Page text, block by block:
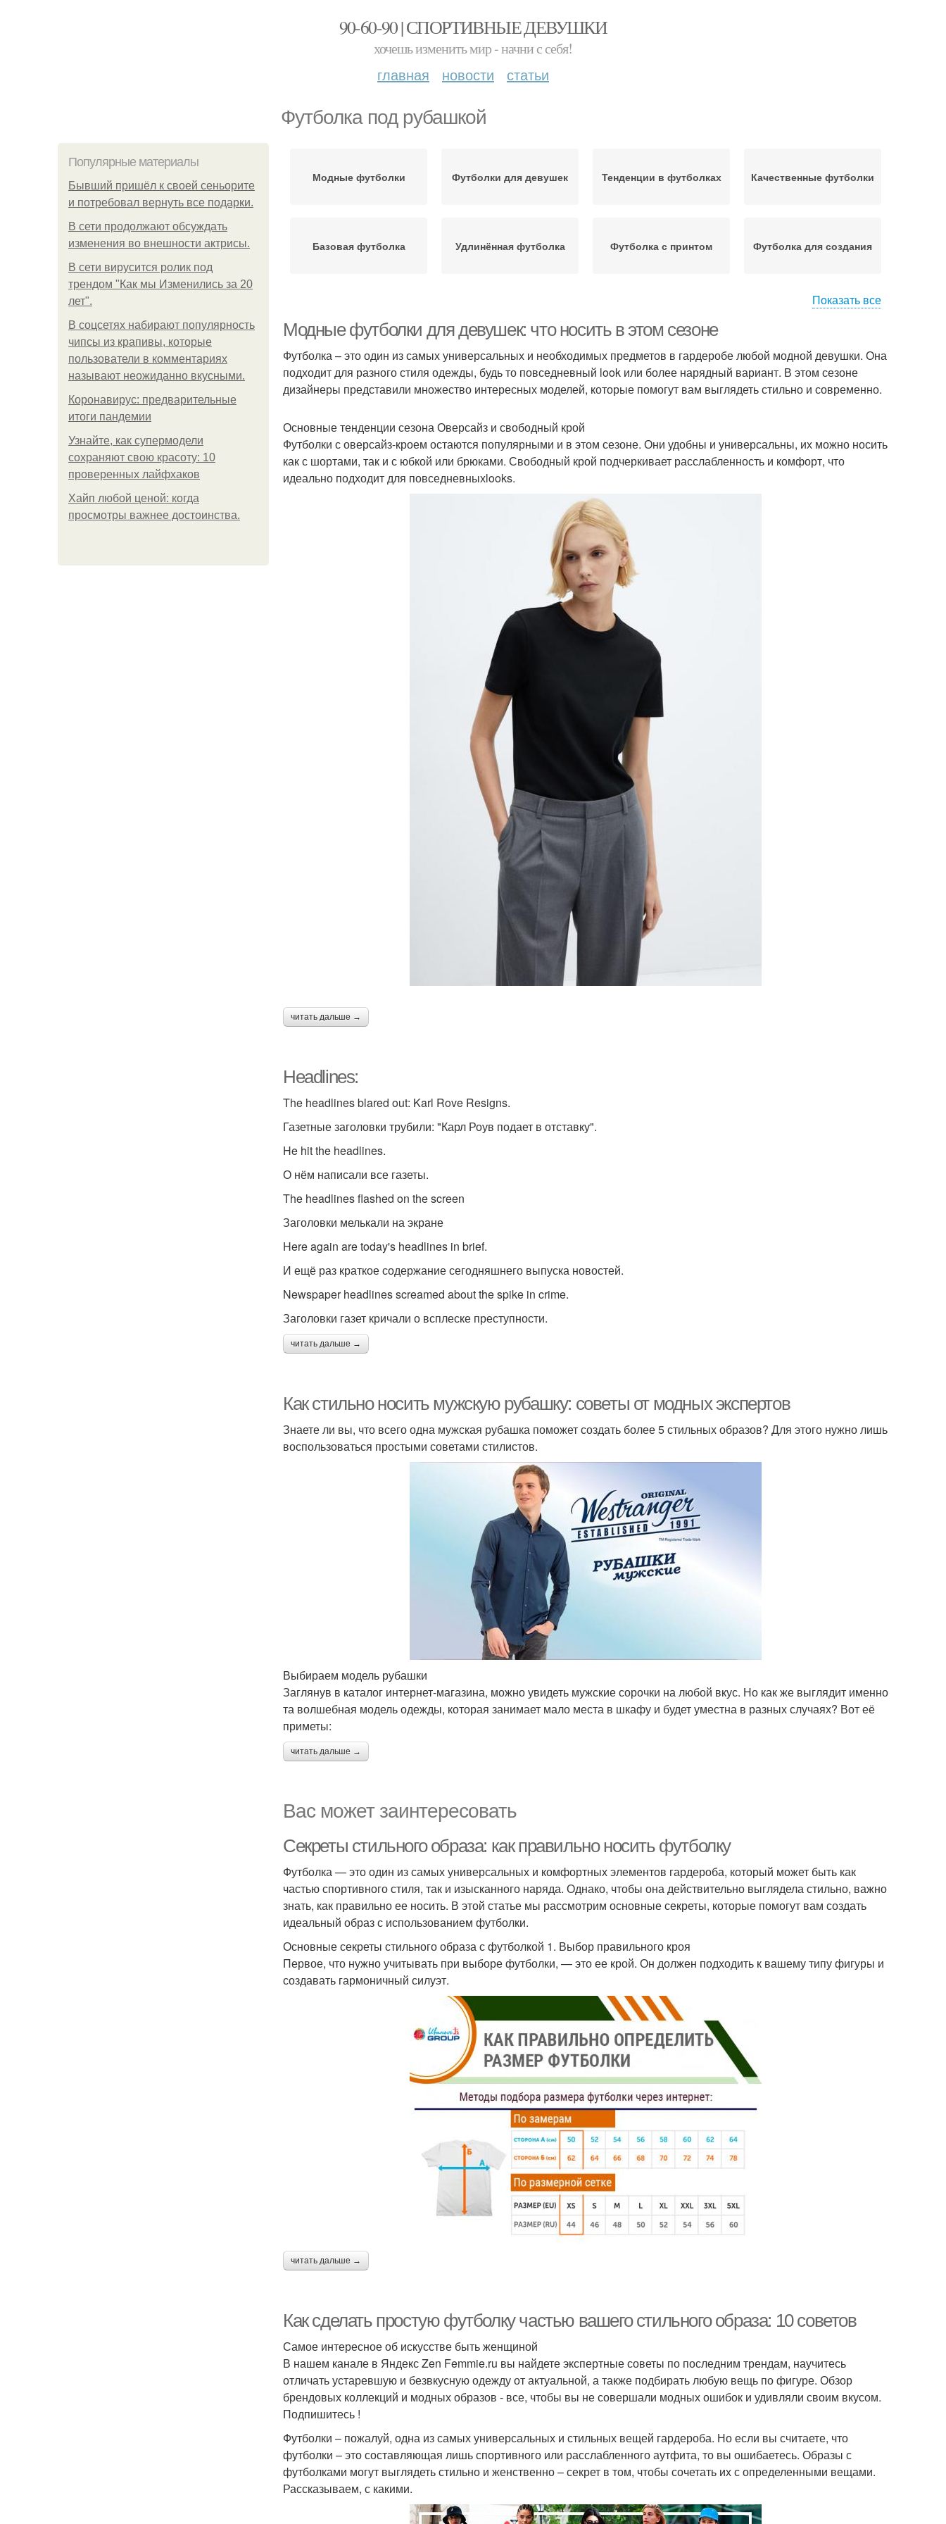
90-60-90 | СПОРТИВНЫЕ ДЕВУШКИ
хочешь изменить мир - начни с себя!
главная новости статьи
Футболка под рубашкой
Популярные материалы
Бывший пришёл к своей сеньорите
и потребовал вернуть все подарки.
В сети продолжают обсуждать
изменения во внешности актрисы.
В сети вирусится ролик под
трендом "Как мы Изменились за 20
лет".
В соцсетях набирают популярность
чипсы из крапивы, которые
пользователи в комментариях
называют неожиданно вкусными.
Коронавирус: предварительные
итоги пандемии
Узнайте, как супермодели
сохраняют свою красоту: 10
проверенных лайфхаков
Хайп любой ценой: когда
просмотры важнее достоинства.
Модные футболки Футболки для девушек Тенденции в футболках Качественные футболки
Базовая футболка Удлинённая футболка Футболка с принтом Футболка для создания
Рубашка в зависимости Рубашка с брюками Рубашка с галстуком Рубашка без ремня
Рубашка с пиджаком Рубашка для создания Рубашка без галстука Рубашки в зависимости
Показать все
Модные футболки для девушек: что носить в этом сезоне
Футболка – это один из самых универсальных и необходимых предметов в гардеробе любой модной девушки. Она
подходит для разного стиля одежды, будь то повседневный look или более нарядный вариант. В этом сезоне
дизайнеры представили множество интересных моделей, которые помогут вам выглядеть стильно и современно.
Основные тенденции сезона Оверсайз и свободный крой
Футболки с оверсайз-кроем остаются популярными и в этом сезоне. Они удобны и универсальны, их можно носить
как с шортами, так и с юбкой или брюками. Свободный крой подчеркивает расслабленность и комфорт, что
идеально подходит для повседневныхlooks.
читать дальше →
Headlines:
The headlines blared out: Karl Rove Resigns.
Газетные заголовки трубили: "Карл Роув подает в отставку".
He hit the headlines.
О нём написали все газеты.
The headlines flashed on the screen
Заголовки мелькали на экране
Here again are today's headlines in brief.
И ещё раз краткое содержание сегодняшнего выпуска новостей.
Newspaper headlines screamed about the spike in crime.
Заголовки газет кричали о всплеске преступности.
читать дальше →
Как стильно носить мужскую рубашку: советы от модных экспертов
Знаете ли вы, что всего одна мужская рубашка поможет создать более 5 стильных образов? Для этого нужно лишь
воспользоваться простыми советами стилистов.
Выбираем модель рубашки
Заглянув в каталог интернет-магазина, можно увидеть мужские сорочки на любой вкус. Но как же выглядит именно
та волшебная модель одежды, которая занимает мало места в шкафу и будет уместна в разных случаях? Вот её
приметы:
читать дальше →
Вас может заинтересовать
Секреты стильного образа: как правильно носить футболку
Футболка — это один из самых универсальных и комфортных элементов гардероба, который может быть как
частью спортивного стиля, так и изысканного наряда. Однако, чтобы она действительно выглядела стильно, важно
знать, как правильно ее носить. В этой статье мы рассмотрим основные секреты, которые помогут вам создать
идеальный образ с использованием футболки.
Основные секреты стильного образа с футболкой 1. Выбор правильного кроя
Первое, что нужно учитывать при выборе футболки, — это ее крой. Он должен подходить к вашему типу фигуры и
создавать гармоничный силуэт.
читать дальше →
Как сделать простую футболку частью вашего стильного образа: 10 советов
Самое интересное об искусстве быть женщиной
В нашем канале в Яндекс Zen Femmie.ru вы найдете экспертные советы по последним трендам, научитесь
отличать устаревшую и безвкусную одежду от актуальной, а также подбирать любую вещь по фигуре. Обзор
брендовых коллекций и модных образов - все, чтобы вы не совершали модных ошибок и удивляли своим вкусом.
Подпишитесь !
Футболки – пожалуй, одна из самых универсальных и стильных вещей гардероба. Но если вы считаете, что
футболки – это составляющая лишь спортивного или расслабленного аутфита, то вы ошибаетесь. Образы с
футболками могут выглядеть стильно и женственно – секрет в том, чтобы сочетать их с определенными вещами.
Рассказываем, с какими.